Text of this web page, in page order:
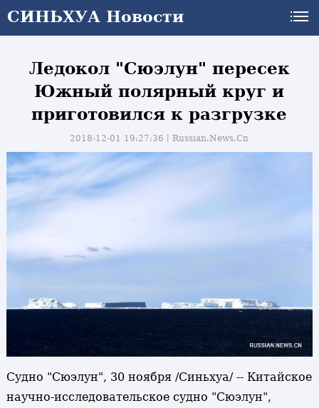
СИНЬХУА Новости
Ледокол "Сюэлун" пересек
Южный полярный круг и
приготовился к разгрузке
2018-12-01 19:27:36丨Russian.News.Cn
Судно "Сюэлун", 30 ноября /Синьхуа/ -- Китайское
научно-исследовательское судно "Сюэлун",